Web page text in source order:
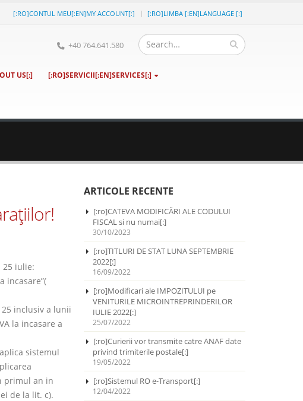
[:RO]CONTUL MEU[:EN]MY ACCOUNT[:] [:RO]LIMBA [:EN]LANGUAGE [:]
+40 764.641.580
US[:] [:RO]SERVICII[:EN]SERVICES[:]
iulie:
incasare”(
inclusiv a lunii
la incasare a
sistemul
primul an in
de la lit. c).
ARTICOLE RECENTE
[:ro]CATEVA MODIFICĂRI ALE CODULUI
FISCAL si nu numai[:]
30/10/2023
[:ro]TITLURI DE STAT LUNA SEPTEMBRIE
2022[:]
16/09/2022
[:ro]Modificari ale IMPOZITULUI pe
VENITURILE MICROINTREPRINDERILOR
IULIE 2022[:]
25/07/2022
[:ro]Curierii vor transmite catre ANAF date
privind trimiterile postale[:]
19/05/2022
[:ro]Sistemul RO e-Transport[:]
12/04/2022